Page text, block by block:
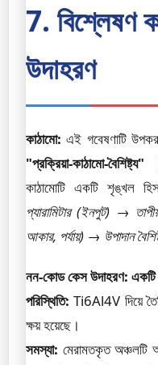
7. বিশ্লেষণ
উদাহরণ
কাঠামো: এই গবেষণাটি
"প্রক্রিয়া-কাঠামো-
কাঠামোটি একটি শৃঙ্খল
প্যারামিটার (ইনপুট) →
আকার, পর্যায়) → উপাদান
নন-কোড কেস উদাহরণ: একটি
পরিস্থিতি: Ti6Al4V দিয়ে
ক্ষয় হয়েছে।
সমস্যা: মেরামতকৃত অঞ্চলটি